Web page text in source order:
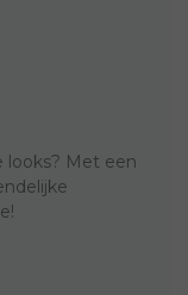
looks? Met een